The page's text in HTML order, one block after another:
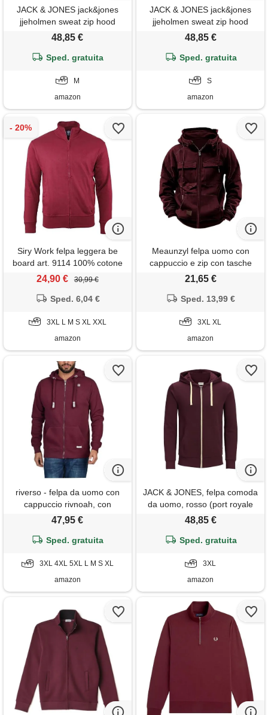
JACK & JONES jack&jones
jjeholmen sweat zip hood
noos felpa con cappuccio,
rosso (port royale fit: reg fit),
m uomo
48,85 €
Sped. gratuita
M
amazon
JACK & JONES jack&jones
jjeholmen sweat zip hood
noos felpa con cappuccio,
rosso (port royale fit: reg fit), s
uomo
48,85 €
Sped. gratuita
S
amazon
Siry Work felpa leggera be
board art. 9114 100% cotone
con tasche e zip intera m-l-xl-
24,90 € 30,99 €
Sped. 6,04 €
3XL L M S XL XXL
amazon
Meaunzyl felpa uomo con
cappuccio e zip con tasche
laterali cotone leggera felpe
tinta unita autunno inverno
felpa uomo con zip
21,65 €
Sped. 13,99 €
3XL XL
amazon
riverso - felpa da uomo con
cappuccio rivnoah, con
cerniera, in tinta unita, 60%
verde, rosso, blu, nero, s - 5xl
47,95 €
Sped. gratuita
3XL 4XL 5XL L M S XL
amazon
JACK & JONES, felpa comoda
da uomo, rosso (port royale
fit: reg fit). , xxxl
48,85 €
Sped. gratuita
3XL
amazon